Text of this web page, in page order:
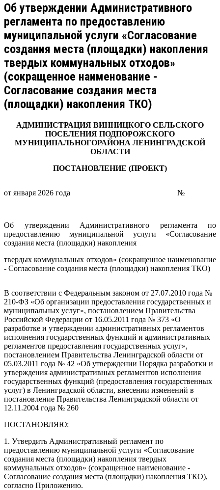
Об утверждении Административного
регламента по предоставлению
муниципальной услуги «Согласование
создания места (площадки) накопления
твердых коммунальных отходов»
(сокращенное наименование -
Согласование создания места
(площадки) накопления ТКО)
АДМИНИСТРАЦИЯ ВИННИЦКОГО СЕЛЬСКОГО
ПОСЕЛЕНИЯ ПОДПОРОЖСКОГО
МУНИЦИПАЛЬНОГОРАЙОНА ЛЕНИНГРАДСКОЙ
ОБЛАСТИ
ПОСТАНОВЛЕНИЕ (ПРОЕКТ)
от января 2026 года №
Об утверждении Административного регламента по
предоставлению муниципальной услуги «Согласование
создания места (площадки) накопления
твердых коммунальных отходов» (сокращенное наименование
- Согласование создания места (площадки) накопления ТКО)
В соответствии с Федеральным законом от 27.07.2010 года №
210-ФЗ «Об организации предоставления государственных и
муниципальных услуг», постановлением Правительства
Российской Федерации от 16.05.2011 года № 373 «О
разработке и утверждении административных регламентов
исполнения государственных функций и административных
регламентов предоставления государственных услуг»,
постановлением Правительства Ленинградской области от
05.03.2011 года № 42 «Об утверждении Порядка разработки и
утверждения административных регламентов исполнения
государственных функций (предоставления государственных
услуг) в Ленинградской области, внесении изменений в
постановление Правительства Ленинградской области от
12.11.2004 года № 260
ПОСТАНОВЛЯЮ:
1. Утвердить Административный регламент по
предоставлению муниципальной услуги «Согласование
создания места (площадки) накопления твердых
коммунальных отходов» (сокращенное наименование -
Согласование создания места (площадки) накопления ТКО),
согласно Приложению.